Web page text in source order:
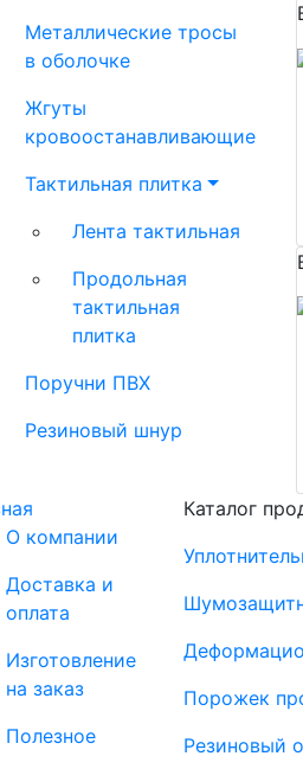
Металлические тросы
в оболочке
Жгуты
кровоостанавливающие
Тактильная плитка
Лента тактильная
Продольная
тактильная
плитка
Поручни ПВХ
Резиновый шнур
О компании
Доставка и
оплата
Изготовление
на заказ
Полезное
Каталог
Порожек
Резиновый